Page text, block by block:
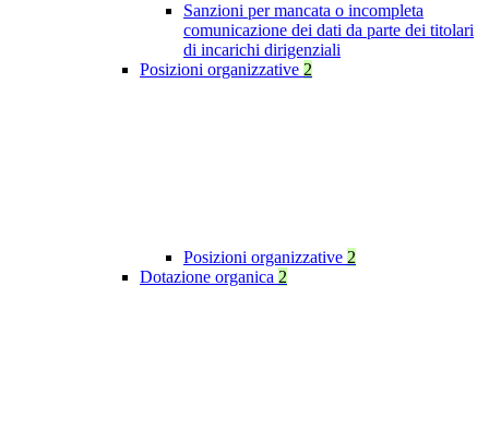
Sanzioni per mancata o incompleta
comunicazione dei dati da parte dei titolari
di incarichi dirigenziali
Posizioni organizzative 2
Posizioni organizzative 2
Dotazione organica 2